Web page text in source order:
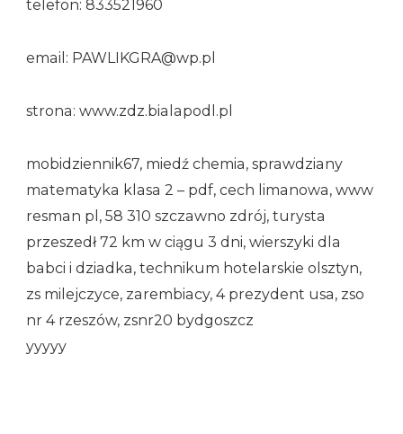
telefon: 833521960
email: PAWLIKGRA@wp.pl
strona: www.zdz.bialapodl.pl
mobidziennik67, miedź chemia, sprawdziany
matematyka klasa 2 – pdf, cech limanowa, www
resman pl, 58 310 szczawno zdrój, turysta
przeszedł 72 km w ciągu 3 dni, wierszyki dla
babci i dziadka, technikum hotelarskie olsztyn,
zs milejczyce, zarembiacy, 4 prezydent usa, zso
nr 4 rzeszów, zsnr20 bydgoszcz
yyyyy